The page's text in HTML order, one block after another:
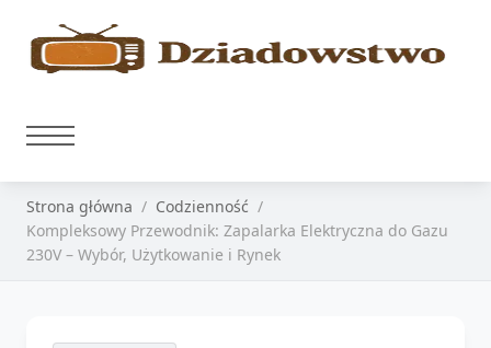
Strona główna
Codzienność
Kompleksowy Przewodnik: Zapalarka Elektryczna do Gazu
230V – Wybór, Użytkowanie i Rynek